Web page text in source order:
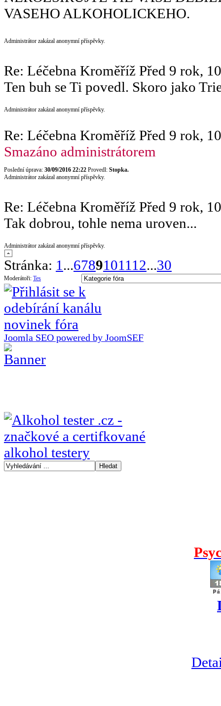
VASEHO ALKOHOLICKEHO.
Administrátor zakázal anonymní příspěvky.
Re: Léčebna Kroměříž Před 9 rok,
Ten buh se Ti povedl. Skoro jako
Administrátor zakázal anonymní příspěvky.
Re: Léčebna Kroměříž Před 9 rok,
Smazáno administrátorem
Poslední úprava: 30/09/2016 22:22 Provedl: Stopka.
Administrátor zakázal anonymní příspěvky.
Re: Léčebna Kroměříž Před 9 rok,
Tak dobrou, tohle nema uroven...
Administrátor zakázal anonymní příspěvky.
Stránka: 1 ...67891011 12...30
Moderátoři: Tes
Joomla SEO powered by JoomSEF